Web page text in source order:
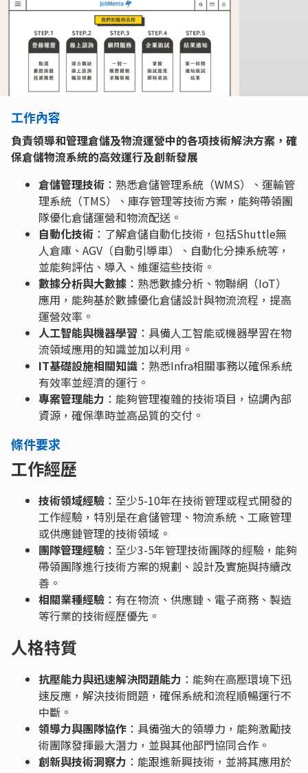
工作內容
負責領導和管理倉儲及物流運營中的各項技術解決方案，確
保倉儲物流系統的高效運行及創新發展
倉儲管理技術 ：熟悉倉儲管理系統（WMS）、運輸管
理系統（TMS）、庫存管理等技術方案，能夠帶領團
隊優化倉儲運營和物流配送。
自動化技術 ：了解倉儲自動化技術，包括Shuttle無
人倉庫、AGV（自動引導車）、自動化分揀系統等，
並能夠評估、導入、維運這些技術。
數據分析與大數據 ：熟悉數據分析、物聯網（IoT）
應用，能夠基於數據優化倉儲設計與物流流程，提高
運營效率。
人工智能與機器學習 ：具備人工智能或機器學習在物
流領域應用的知識並加以利用。
IT基礎設施相關知識 ：熟悉Infra相關事務以確保系統
有效率並經濟的運行。
專案管理能力 ：能夠管理複雜的技術項目，協調內部
資源，確保準時並高品質的交付。
條件要求
工作經歷
技術領域經驗 ：至少5-10年在技術管理或程式開發的
工作經驗，特別是在倉儲管理、物流系統、工廠管理
或供應鏈管理的技術領域。
團隊管理經驗 ：至少3-5年管理技術團隊的經驗，能夠
帶領團隊進行技術方案的規劃、設計及實施與持續改
善。
相關業種經驗 ：有在物流、供應鏈、電子商務、製造
等行業的技術經歷優先。
人格特質
抗壓能力與迅速解決問題能力 ：能夠在高壓環境下迅
速反應，解決技術問題，確保系統和流程順暢運行不
中斷。
領導力與團隊協作 ：具備強大的領導力，能夠激勵技
術團隊發揮最大潛力，並與其他部門協同合作。
創新與技術洞察力 ：能跟進新興技術，並將其應用於